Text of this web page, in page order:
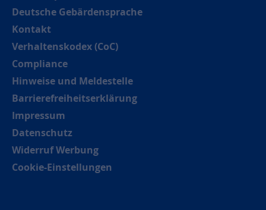
Deutsche Gebärdensprache
Kontakt
Verhaltenskodex (CoC)
Compliance
Hinweise und Meldestelle
Barrierefreiheitserklärung
Impressum
Datenschutz
Widerruf Werbung
Cookie-Einstellungen